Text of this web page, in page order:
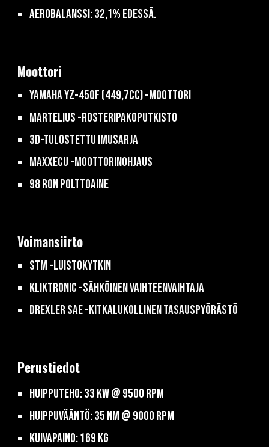
Aerobalanssi: 32,1% edessä.
Moottori
Yamaha YZ-450F (449,7cc) -Moottori
Martelius -rosteripakoputkisto
3D-tulostettu imusarja
MaxxECU -moottorinohjaus
98 RON polttoaine
Voimansiirto
stm -luistokytkin
kliktronic -sähköinen vaihteenvaihtaja
drexler sae -kitkalukollinen tasauspyörästö
Perustiedot
Huipputeho:33 kW @ 9500 rpm
Huippuvääntö: 35 Nm @ 9000 rpm
Kuivapaino: 169 kg